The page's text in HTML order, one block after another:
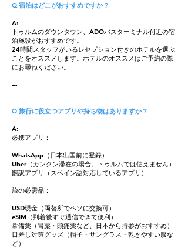
Q 宿泊はどこがおすすめですか？
A:
トゥルムのダウンタウン、ADOバスターミナル付近の宿
泊施設がおすすめです。
24時間スタッフがいるレセプション付きのホテルを選ぶ
ことをオススメします。ホテルのオススメはご予約の際
にお尋ねください。
---
Q 旅行に役立つアプリや持ち物はありますか？
A:
必携アプリ：
WhatsApp（日本出国前に登録）
Uber（カンクン滞在の場合。トゥルムでは使えません）
翻訳アプリ（スペイン語対応しているアプリ）
旅の必需品：
USD現金（両替所でペソに交換可）
eSIM（到着後すぐ通信できて便利）
常備薬（胃薬・頭痛薬など、日本から持参がおすすめ）
日差し対策グッズ（帽子・サングラス・乾きやすい服な
ど）